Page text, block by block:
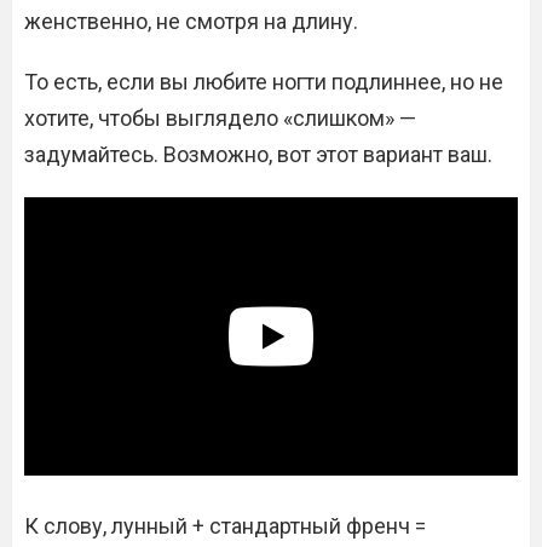
женственно, не смотря на длину.
То есть, если вы любите ногти подлиннее, но не
хотите, чтобы выглядело «слишком» —
задумайтесь. Возможно, вот этот вариант ваш.
К слову, лунный + стандартный френч =